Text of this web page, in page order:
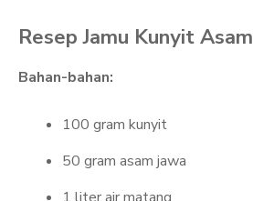
Resep Jamu Kunyit Asam
Bahan-bahan:
100 gram kunyit
50 gram asam jawa